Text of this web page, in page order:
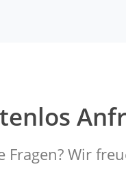
Fragen? Wir